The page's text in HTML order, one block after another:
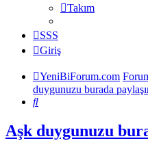
Takım
SSS
Giriş
YeniBiForum.com
duygunuzu burada
Ara
Aşk duygunuzu